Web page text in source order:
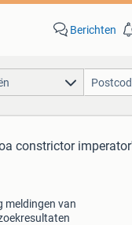
Berichten
constrictor imperator'
meldingen van